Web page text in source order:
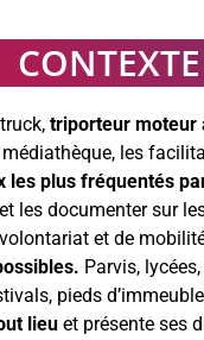
CONTEXTE
triporteur moteur
les
les plus fréquentés
les documenter sur
et de
Parvis,
pieds
lieuet présente ses